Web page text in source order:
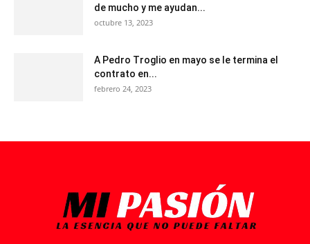
de mucho y me ayudan...
octubre 13, 2023
A Pedro Troglio en mayo se le termina el
contrato en...
febrero 24, 2023